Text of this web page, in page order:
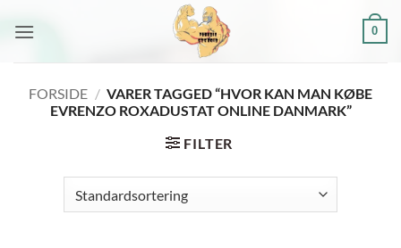
0
FORSIDE / VARER TAGGED “HVOR KAN MAN KØBE
EVRENZO ROXADUSTAT ONLINE DANMARK”
FILTER